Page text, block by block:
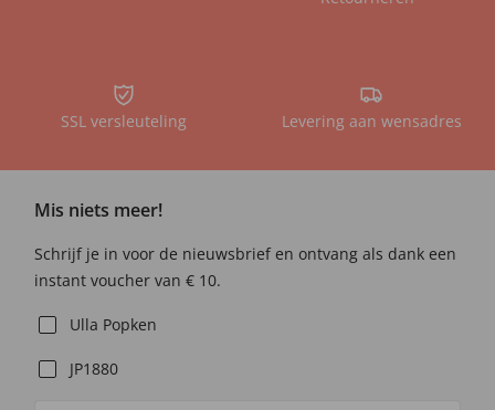
SSL versleuteling Levering aan wensadres
Mis niets meer!
Schrijf je in voor de nieuwsbrief en ontvang als dank een
instant voucher van € 10.
Ulla Popken
JP1880